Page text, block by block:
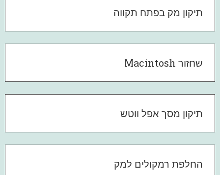
תיקון מק בפתח תקווה
שחזור Macintosh
תיקון מסך אפל ווטש
החלפת רמקולים למק